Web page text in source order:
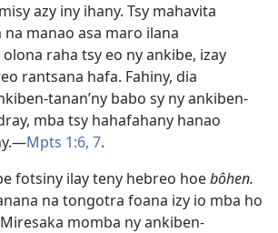
azy iny ihany. Tsy mahavita
manao asa maro ilana
raha tsy eo ny ankibe, izay
rantsana hafa. Fahiny, dia
tanan’ny babo sy ny ankiben-
mba tsy hahafahany hanao
Mpts 1:6, 7.
fotsiny ilay teny hebreo hoebôhen.
na tongotra foana izy io mba ho
momba ny ankiben-